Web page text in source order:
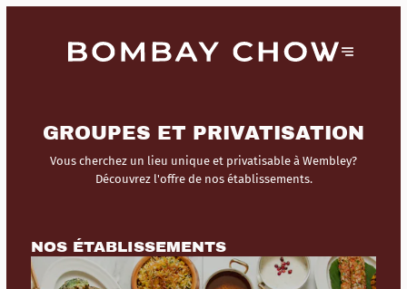
GROUPES ET PRIVATISATION
Vous cherchez un lieu unique et privatisable à Wembley?
Découvrez l'offre de nos établissements.
NOS ÉTABLISSEMENTS